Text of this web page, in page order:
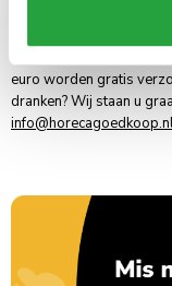
laagste prijsgarantie.
euro worden gratis
dranken? Wij staan u